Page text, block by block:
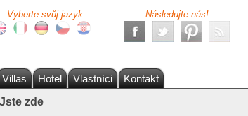
Vyberte svůj jazyk Následujte nás!
Villas Hotel Vlastníci
Kontakt
Jste zde